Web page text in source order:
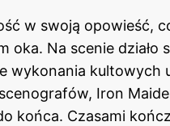
w swoją opowieść,
oka. Na scenie działo
wykonania kultowych
Iron
końca. Czasami